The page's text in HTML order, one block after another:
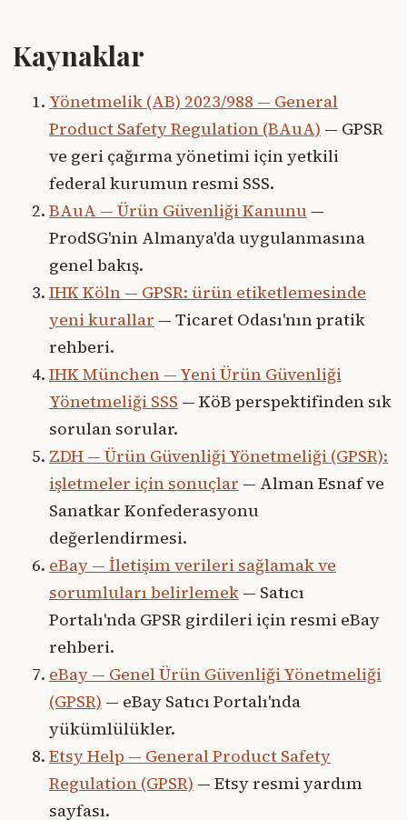
Kaynaklar
Yönetmelik (AB) 2023/988 — General
Product Safety Regulation (BAuA) — GPSR
ve geri çağırma yönetimi için yetkili
federal kurumun resmi SSS.
BAuA — Ürün Güvenliği Kanunu —
ProdSG'nin Almanya'da uygulanmasına
genel bakış.
IHK Köln — GPSR: ürün etiketlemesinde
yeni kurallar — Ticaret Odası'nın pratik
rehberi.
IHK München — Yeni Ürün Güvenliği
Yönetmeliği SSS — KöB perspektifinden sık
sorulan sorular.
ZDH — Ürün Güvenliği Yönetmeliği (GPSR):
işletmeler için sonuçlar — Alman Esnaf ve
Sanatkar Konfederasyonu
değerlendirmesi.
eBay — İletişim verileri sağlamak ve
sorumluları belirlemek — Satıcı
Portalı'nda GPSR girdileri için resmi eBay
rehberi.
eBay — Genel Ürün Güvenliği Yönetmeliği
(GPSR) — eBay Satıcı Portalı'nda
yükümlülükler.
Etsy Help — General Product Safety
Regulation (GPSR) — Etsy resmi yardım
sayfası.